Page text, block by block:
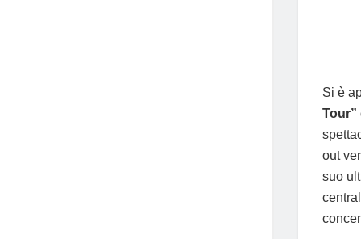
Si è
Tour”
out
suo